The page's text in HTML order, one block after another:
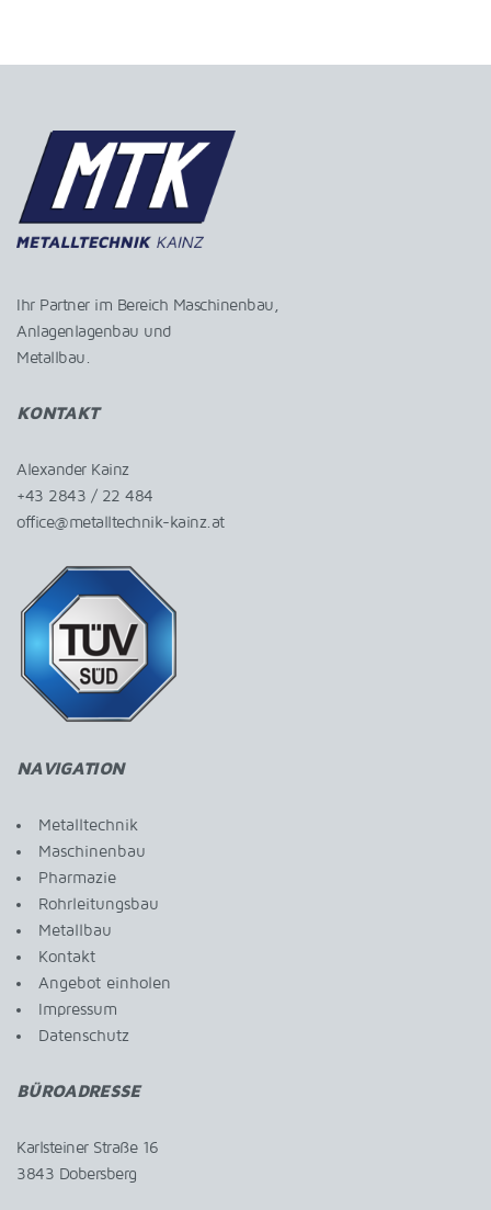
Ihr Partner im Bereich Maschinenbau,
Anlagenlagenbau und
Metallbau.
KONTAKT
Alexander Kainz
+43 2843 / 22 484
office@metalltechnik-kainz.at
NAVIGATION
Metalltechnik
Maschinenbau
Pharmazie
Rohrleitungsbau
Metallbau
Kontakt
Angebot einholen
Impressum
Datenschutz
BÜROADRESSE
Karlsteiner Straße 16
3843 Dobersberg